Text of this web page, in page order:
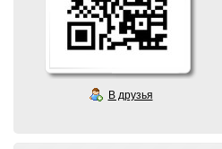
В друзья